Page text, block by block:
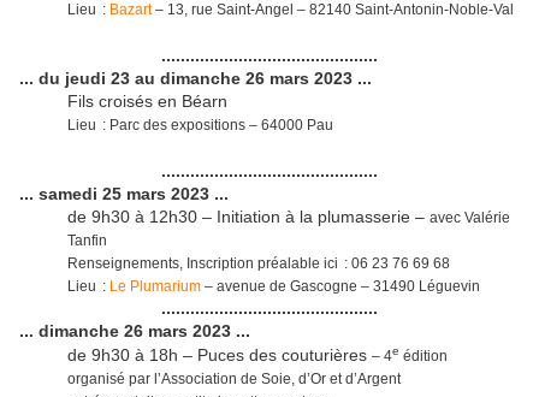
Lieu : Bazart– 13, rue Saint-Angel – 82140 Saint-Antonin-Noble-Val
.............................................
... du jeudi 23 au dimanche 26 mars 2023 ...
Fils croisés en Béarn
Lieu : Parc des expositions – 64000 Pau
.............................................
... samedi 25 mars 2023 ...
de 9h30 à 12h30 – Initiation à la plumasserie – avec Valérie
Tanfin
Renseignements, Inscription préalable ici : 06 23 76 69 68
Lieu : Le Plumarium – avenue de Gascogne – 31490 Léguevin
.............................................
... dimanche 26 mars 2023 ...
de 9h30 à 18h – Puces des couturières – 4e édition
organisé par l’Association de Soie, d’Or et d’Argent